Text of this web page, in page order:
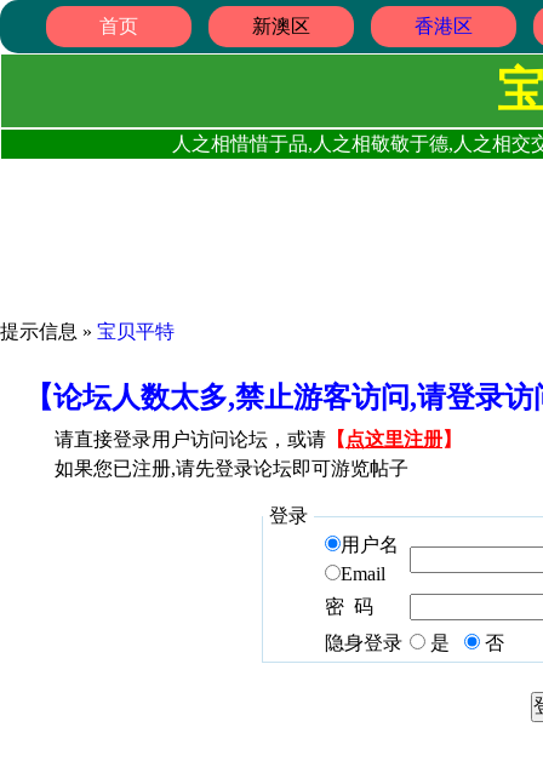
首页 新澳区 香港区
人之相惜惜于品,人之相敬敬于德,人之相
提示信息 » 宝贝平特
【论坛人数太多,禁止游客访问,请登录
请直接登录用户访问论坛，或请 【 点这里注册】
如果您已注册,请先登录论坛即可游览帖子
登录
用户名
Email
密 码
隐身登录
是 否